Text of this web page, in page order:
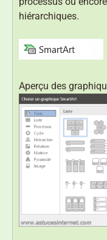
hiérarchiques.
Aperçu des